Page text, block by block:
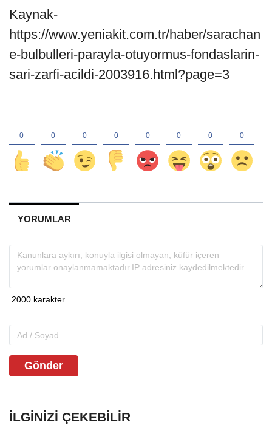
Kaynak-
https://www.yeniakit.com.tr/haber/sarachan
e-bulbulleri-parayla-otuyormus-fondaslarin-
sari-zarfi-acildi-2003916.html?page=3
YORUMLAR
Gönder
İLGINIZI ÇEKEBILIR